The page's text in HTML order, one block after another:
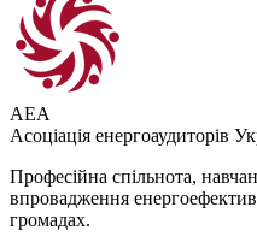
AEA
Асоціація енергоаудиторів
Професійна спільнота,
впровадження
громадах.